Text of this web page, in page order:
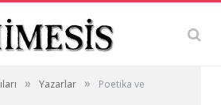
» Yazarlar »
Poetika ve